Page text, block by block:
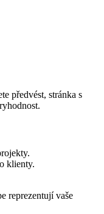
předvést, stránka s
klienty.
reprezentují vaše